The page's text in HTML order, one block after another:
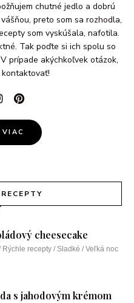
chutné jedlo a dobrú
preto som sa rozhodla,
som vyskúšala, nafotila.
Tak poďte si ich spolu so
prípade akýchkoľvek otázok,
cheesecake
Rýchle recepty / Sladké / Veľká noc
s jahodovým krémom